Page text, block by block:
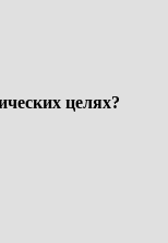
целях?